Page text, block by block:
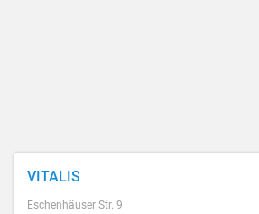
VITALIS
Eschenhäuser Str. 9